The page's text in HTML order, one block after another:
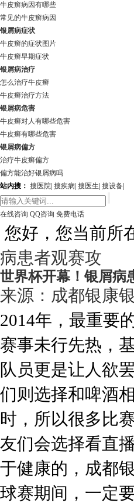
牛皮癣病因有哪些
常见的牛皮癣病因
银屑病症状
牛皮癣的症状图片
牛皮癣早期症状
银屑病治疗
怎么治疗牛皮癣
牛皮癣治疗方法
银屑病危害
牛皮癣对人有哪些危害
牛皮癣有哪些危害
银屑病偏方
治疗牛皮癣偏方
偏方能治好银屑病吗
站内搜： 搜医院 搜疾病 搜医生 搜设备
在线咨询 QQ咨询 免费电话
您好，您当前所
病患者观赛攻
世界杯开幕！银屑病
来源： 成都银康
2014年，最重要
赛事未行先热，
队员更是让人欲
们则选择和啤酒
时，所以很多比
友们会选择看直
于健康的，成都
球赛期间，一定